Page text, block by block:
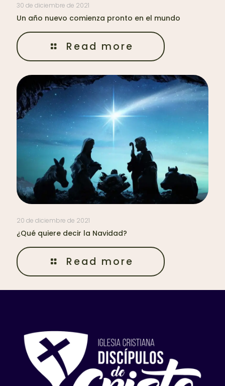
30 de diciembre de 2021
Un año nuevo comienza pronto en el mundo
Read more
20 de diciembre de 2021
¿Qué quiere decir la Navidad?
Read more